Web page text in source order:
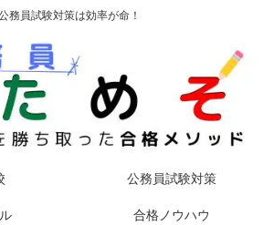
務員試験対策は効率が命！
公務員試験対策
合格ノウハウ